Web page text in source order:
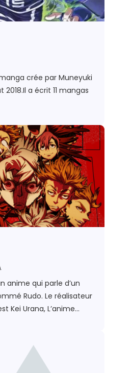
crée par Muneyuki
2018.Il a écrit 11 mangas
anime qui parle d’un
Rudo. Le réalisateur
Kei Urana, L’anime…